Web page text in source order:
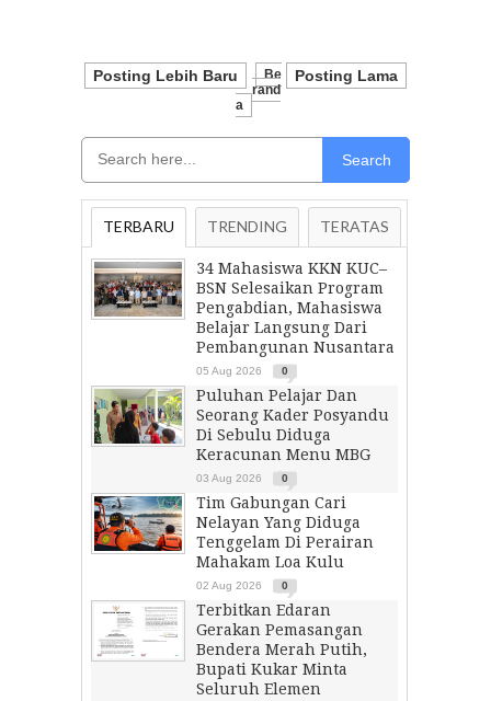
Posting Lebih Baru Posting Lama
Be
Rand
A
Search
TERBARU TRENDING TERATAS
34 Mahasiswa KKN KUC–
BSN Selesaikan Program
Pengabdian, Mahasiswa
Belajar Langsung Dari
Pembangunan Nusantara
05 Aug 2026 0
Puluhan Pelajar Dan
Seorang Kader Posyandu
Di Sebulu Diduga
Keracunan Menu MBG
03 Aug 2026 0
Tim Gabungan Cari
Nelayan Yang Diduga
Tenggelam Di Perairan
Mahakam Loa Kulu
02 Aug 2026 0
Terbitkan Edaran
Gerakan Pemasangan
Bendera Merah Putih,
Bupati Kukar Minta
Seluruh Elemen